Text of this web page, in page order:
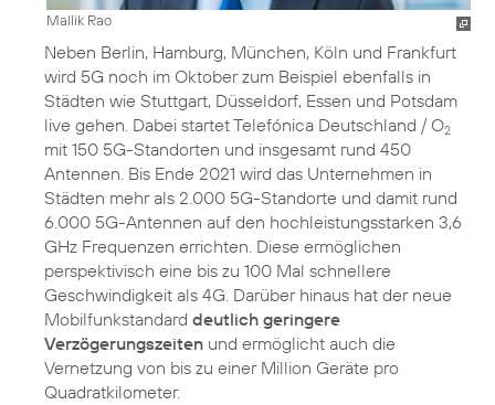
Mallik Rao
Neben Berlin, Hamburg, München, Köln und Frankfurt
wird 5G noch im Oktober zum Beispiel ebenfalls in
Städten wie Stuttgart, Düsseldorf, Essen und Potsdam
live gehen. Dabei startet Telefónica Deutschland / O2
mit 150 5G-Standorten und insgesamt rund 450
Antennen. Bis Ende 2021 wird das Unternehmen in
Städten mehr als 2.000 5G-Standorte und damit rund
6.000 5G-Antennen auf den hochleistungsstarken 3,6
GHz Frequenzen errichten. Diese ermöglichen
perspektivisch eine bis zu 100 Mal schnellere
Geschwindigkeit als 4G. Darüber hinaus hat der neue
Mobilfunkstandard deutlich geringere
Verzögerungszeiten und ermöglicht auch die
Vernetzung von bis zu einer Million Geräte pro
Quadratkilometer.